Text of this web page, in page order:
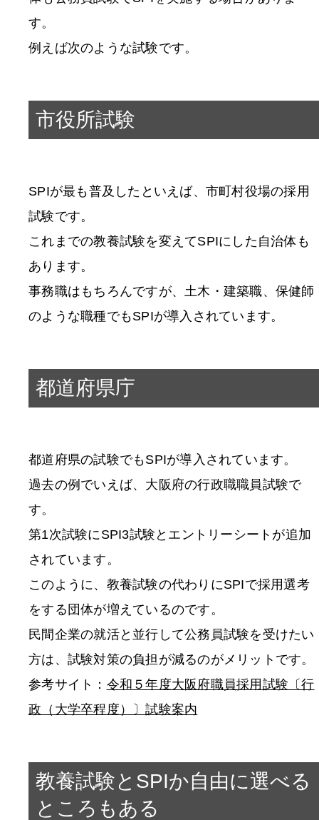
す。
例えば次のような試験です。
市役所試験
SPIが最も普及したといえば、市町村役場の採用
試験です。
これまでの教養試験を変えてSPIにした自治体も
あります。
事務職はもちろんですが、土木・建築職、保健師
のような職種でもSPIが導入されています。
都道府県庁
都道府県の試験でもSPIが導入されています。
過去の例でいえば、大阪府の行政職職員試験で
す。
第1次試験にSPI3試験とエントリーシートが追加
されています。
このように、教養試験の代わりにSPIで採用選考
をする団体が増えているのです。
民間企業の就活と並行して公務員試験を受けたい
方は、試験対策の負担が減るのがメリットです。
参考サイト： 令和５年度大阪府職員採用試験〔行
政（大学卒程度）〕試験案内
教養試験とSPIか自由に選べる
ところもある